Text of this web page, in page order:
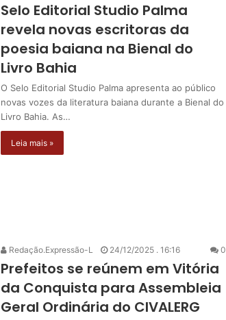
Selo Editorial Studio Palma
revela novas escritoras da
poesia baiana na Bienal do
Livro Bahia
O Selo Editorial Studio Palma apresenta ao público
novas vozes da literatura baiana durante a Bienal do
Livro Bahia. As…
Leia mais »
Redação.Expressão-L 24/12/2025 . 16:16 0
Prefeitos se reúnem em Vitória
da Conquista para Assembleia
Geral Ordinária do CIVALERG